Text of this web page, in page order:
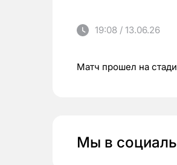
19:08 / 13.06.26
Матч прошел на
Мы в